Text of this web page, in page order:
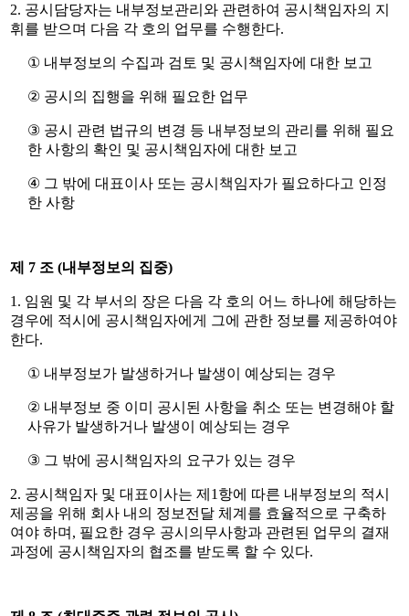
2. 공시담당자는 내부정보관리와 관련하여 공시책임자의 지
휘를 받으며 다음 각 호의 업무를 수행한다.
① 내부정보의 수집과 검토 및 공시책임자에 대한 보고
② 공시의 집행을 위해 필요한 업무
③ 공시 관련 법규의 변경 등 내부정보의 관리를 위해 필요
한 사항의 확인 및 공시책임자에 대한 보고
④ 그 밖에 대표이사 또는 공시책임자가 필요하다고 인정
한 사항
제 7 조 (내부정보의 집중)
1. 임원 및 각 부서의 장은 다음 각 호의 어느 하나에 해당하는
경우에 적시에 공시책임자에게 그에 관한 정보를 제공하여야
한다.
① 내부정보가 발생하거나 발생이 예상되는 경우
② 내부정보 중 이미 공시된 사항을 취소 또는 변경해야 할
사유가 발생하거나 발생이 예상되는 경우
③ 그 밖에 공시책임자의 요구가 있는 경우
2. 공시책임자 및 대표이사는 제 1 항에 따른 내부정보의 적시
제공을 위해 회사 내의 정보전달 체계를 효율적으로 구축하
여야 하며 , 필요한 경우 공시의무사항과 관련된 업무의 결재
과정에 공시책임자의 협조를 받도록 할 수 있다.